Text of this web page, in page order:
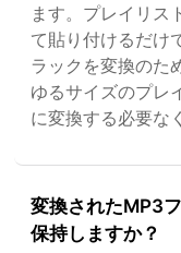
ます。プレイリス
て貼り付けるだけ
ラックを変換のた
ゆるサイズのプレ
に変換する必要な
変換されたMP3
保持しますか？